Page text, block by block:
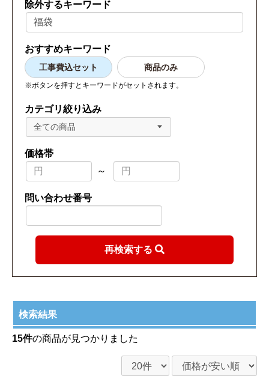
除外するキーワード
おすすめキーワード
工事費込セット 商品のみ
※ボタンを押すとキーワードがセットされます。
カテゴリ絞り込み
全ての商品
価格帯
～
問い合わせ番号
再検索する
検索結果
15件の商品が見つかりました